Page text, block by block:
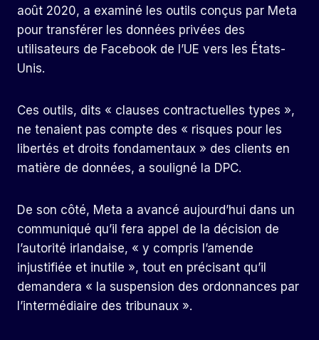
août 2020, a examiné les outils conçus par Meta
pour transférer les données privées des
utilisateurs de Facebook de l’UE vers les États-
Unis.
Ces outils, dits « clauses contractuelles types »,
ne tenaient pas compte des « risques pour les
libertés et droits fondamentaux » des clients en
matière de données, a souligné la DPC.
De son côté, Meta a avancé aujourd’hui dans un
communiqué qu’il fera appel de la décision de
l’autorité irlandaise, « y compris l’amende
injustifiée et inutile », tout en précisant qu’il
demandera « la suspension des ordonnances par
l’intermédiaire des tribunaux ».